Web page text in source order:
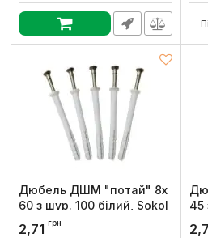
потай 100 шт, E.NEXT
m0060006
Дюбель ДШМ "потай" 8х
60 з шур. 100 білий, Sokol
Артикул:16946
2,71 грн
45